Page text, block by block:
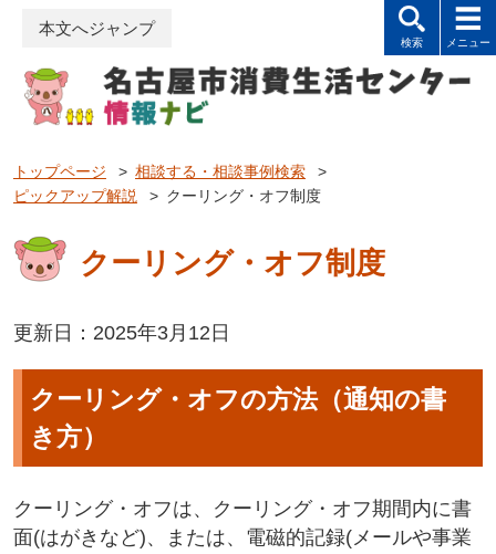
本文へジャンプ
トップページ > 相談する・相談事例検索
>
ピックアップ解説
> クーリング・オフ制度
クーリング・オフ制度
更新日：2025年3月12日
クーリング・オフの方法（通知の書
き方）
クーリング・オフは、クーリング・オフ期間内に書
面(はがきなど)、または、電磁的記録(メールや事業